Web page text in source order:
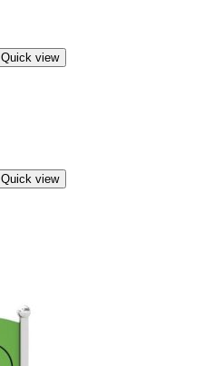
Quick view
Quick view